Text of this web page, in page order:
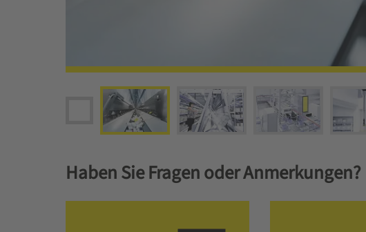
Haben Sie Fragen oder Anmerkungen?